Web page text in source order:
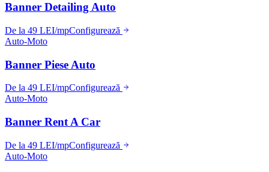
Banner Detailing Auto
De la 49 LEI/mpConfigurează
Auto-Moto
Banner Piese Auto
De la 49 LEI/mpConfigurează
Auto-Moto
Banner Rent A Car
De la 49 LEI/mpConfigurează
Auto-Moto